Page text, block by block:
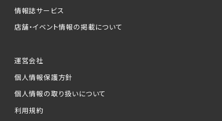
情報誌サービス
店舗・イベント情報の掲載について
運営会社
個人情報保護方針
個人情報の取り扱いについて
利用規約